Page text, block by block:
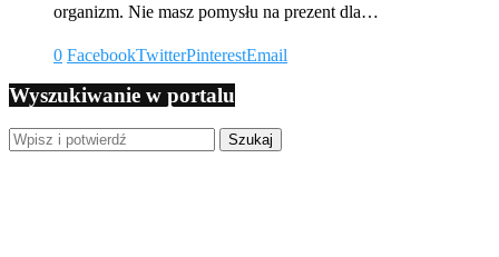
organizm. Nie masz pomysłu na prezent dla…
0 FacebookTwitterPinterestEmail
Wyszukiwanie w portalu